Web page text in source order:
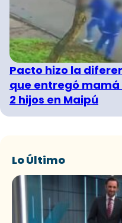
Pacto hizo la
que entregó
2 hijos en Maipú
Lo Último